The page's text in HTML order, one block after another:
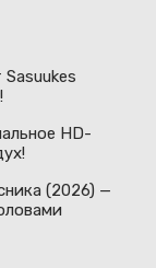
HD-
(2026) —